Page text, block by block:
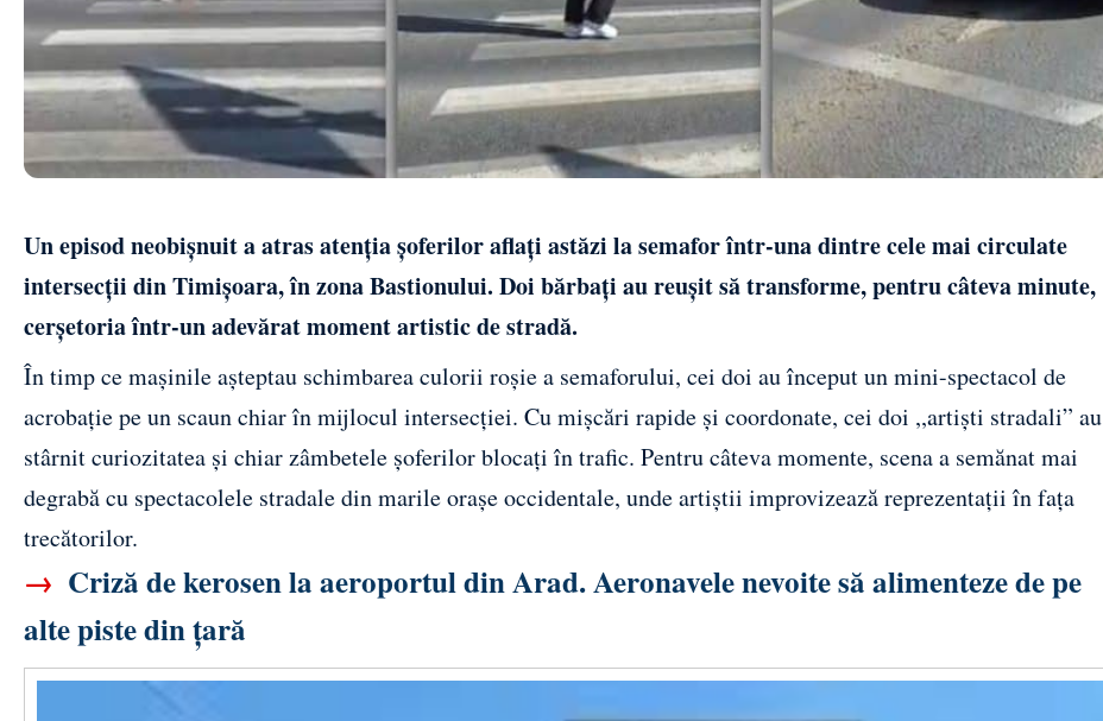
Un episod neobișnuit a atras atenția șoferilor aflați astăzi la semafor într-una dintre cele mai circulate
intersecții din Timișoara, în zona Bastionului. Doi bărbați au reușit să transforme, pentru câteva minute,
cerșetoria într-un adevărat moment artistic de stradă.
În timp ce mașinile așteptau schimbarea culorii roșie a semaforului, cei doi au început un mini-spectacol de
acrobație pe un scaun chiar în mijlocul intersecției. Cu mișcări rapide și coordonate, cei doi ,,artiști stradali” au
stârnit curiozitatea și chiar zâmbetele șoferilor blocați în trafic. Pentru câteva momente, scena a semănat mai
degrabă cu spectacolele stradale din marile orașe occidentale, unde artiștii improvizează reprezentații în fața
trecătorilor.
→ Criză de kerosen la aeroportul din Arad. Aeronavele nevoite să alimenteze de pe
alte piste din țară